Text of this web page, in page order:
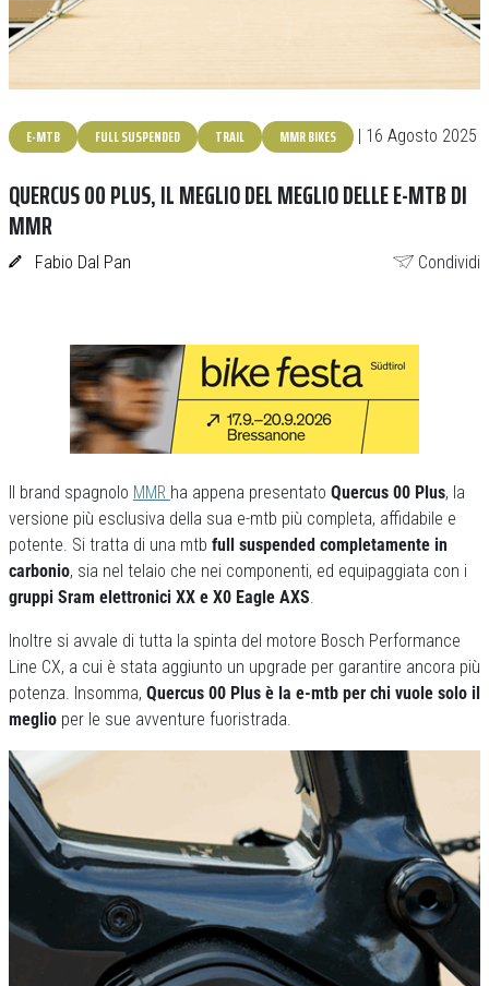
E-MTB FULL SUSPENDED TRAIL MMR BIKES | 16 Agosto 2025
QUERCUS 00 PLUS, IL MEGLIO DEL MEGLIO DELLE E-MTB DI
MMR
Fabio Dal Pan Condividi
Il brand spagnolo MMR ha appena presentato Quercus 00 Plus, la
versione più esclusiva della sua e-mtb più completa, affidabile e
potente. Si tratta di una mtb full suspended completamente in
carbonio, sia nel telaio che nei componenti, ed equipaggiata con i
gruppi Sram elettronici XX e X0 Eagle AXS.
Inoltre si avvale di tutta la spinta del motore Bosch Performance
Line CX, a cui è stata aggiunto un upgrade per garantire ancora più
potenza. Insomma, Quercus 00 Plus è la e-mtb per chi vuole solo il
meglio per le sue avventure fuoristrada.